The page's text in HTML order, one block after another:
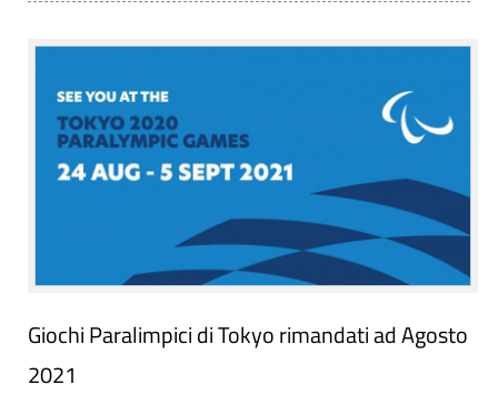
Giochi Paralimpici di Tokyo rimandati ad Agosto
2021